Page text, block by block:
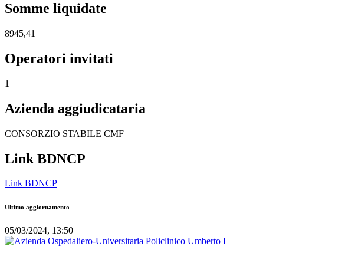
Somme liquidate
8945,41
Operatori invitati
1
Azienda aggiudicataria
CONSORZIO STABILE CMF
Link BDNCP
Link BDNCP
Ultimo aggiornamento
05/03/2024, 13:50